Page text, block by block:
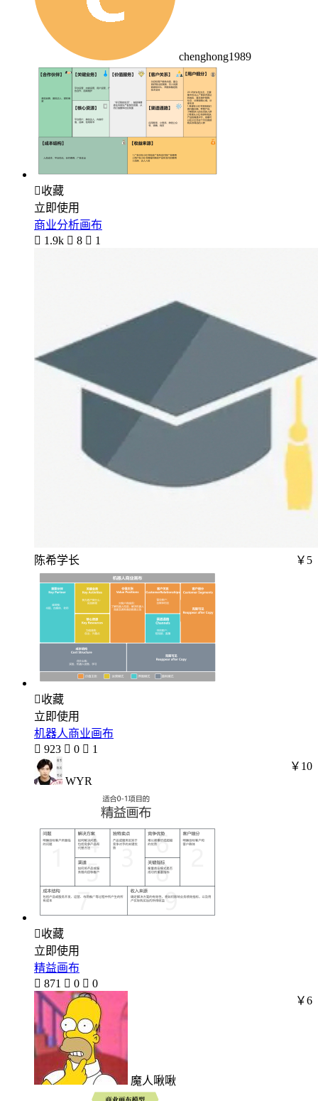
chenghong1989
收藏
立即使用
商业分析画布
 1.9k  8  1
陈希学长 ￥5
收藏
立即使用
机器人商业画布
 923  0  1
WYR
￥10
收藏
立即使用
精益画布
 871  0  0
魔人啾啾
￥6